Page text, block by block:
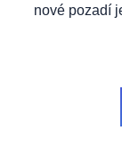
nové pozadí